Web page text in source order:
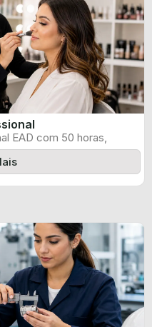
EAD com 50 horas,
e ...